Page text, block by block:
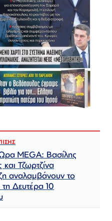
MEGA: Βασίλης
Τζωρτζίνα
αναλαμβάνουν το
τη Δευτέρα 10